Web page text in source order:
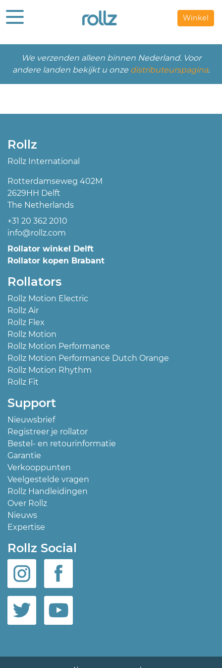
Winkel
We verzenden alleen binnen Nederland. Voor
andere landen bekijkt u onze distributeurspagina.
Rollz
Rollz International
Rotterdamseweg 402M
2629HH Delft
The Netherlands
+31 20 362 2010
info@rollz.com
Rollator winkel Delft
Rollator kopen Brabant
Rollators
Rollz Motion Electric
Rollz Air
Rollz Flex
Rollz Motion
Rollz Motion Performance
Rollz Motion Performance Dutch Orange
Rollz Motion Rhythm
Rollz Fit
Support
Nieuwsbrief
Registreer je rollator
Bestel- en retourinformatie
Garantie
Verkooppunten
Veelgestelde vragen
Rollz Handleidingen
Over Rollz
Nieuws
Expertise
Rollz Social